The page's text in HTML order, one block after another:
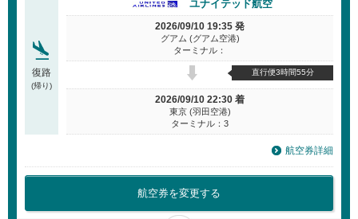
復路
(帰り)
ユナイテッド航空
2026/09/10 19:35 発
グアム (グアム空港)
ターミナル：
直行便3時間55分
2026/09/10 22:30 着
東京 (羽田空港)
ターミナル：3
航空券詳細
航空券を変更する